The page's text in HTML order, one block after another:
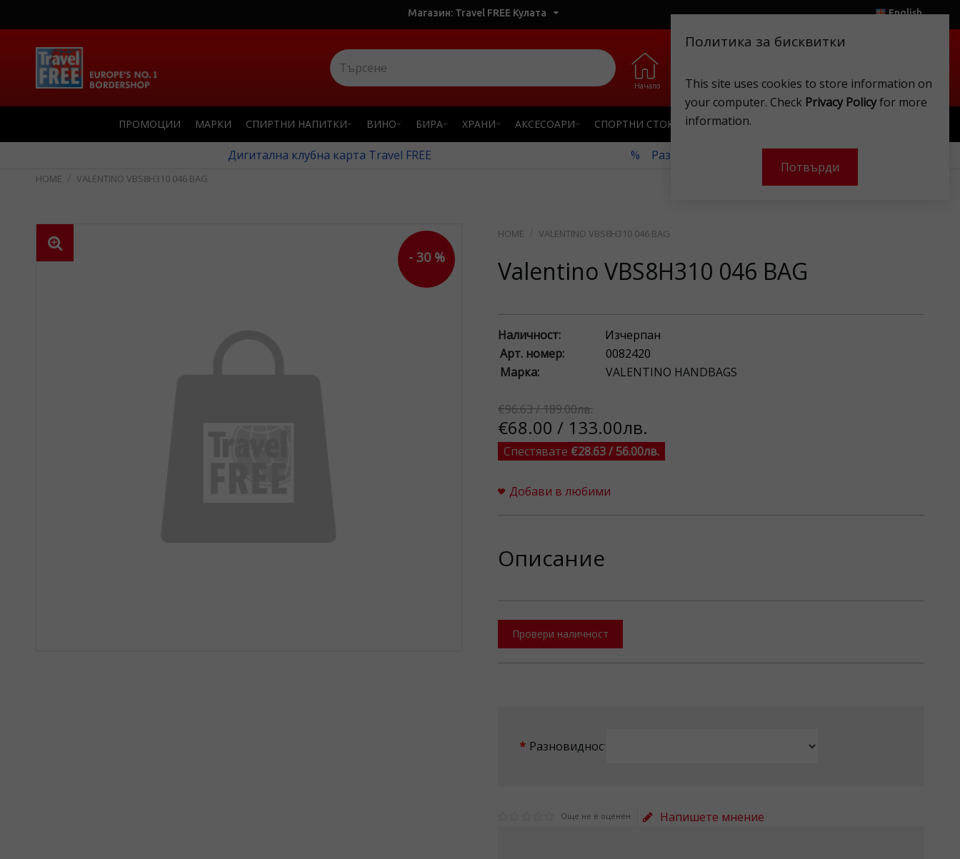
Политика за бисквитки
This site uses cookies to store information on
your computer. Check Privacy Policyfor more
information.
Потвърди
Магазин: Travel FREE Кулата English
Начало Любими Магазини Клубна карта Акаунт Кошница
ПРОМОЦИИ МАРКИ СПИРТНИ НАПИТКИ ВИНО БИРА ХРАНИ АКСЕСОАРИ СПОРТНИ СТОКИ ИГРАЧКИ
Дигитална клубна карта Travel FREE % Разгледайте нашите месечни оферти!
VALENTINO VBS8H310 046 BAG
- 30 %
VALENTINO VBS8H310 046 BAG
Valentino VBS8H310 046 BAG
Наличност:
Изчерпан
Арт. номер:
0082420
Марка:
VALENTINO HANDBAGS
€96.63 / 189.00лв.
€68.00 / 133.00лв.
Спестявате €28.63 / 56.00лв.
Добави в любими
Описание
Провери наличност
Разновидност
Още не е оценен Напишете мнение